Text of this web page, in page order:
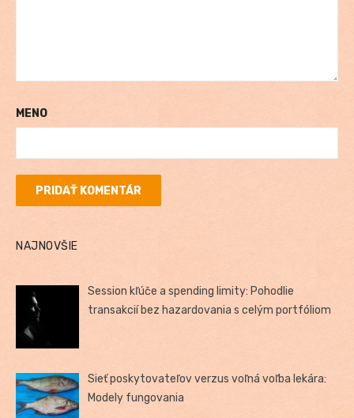
MENO
NAJNOVŠIE
Session kľúče a spending limity: Pohodlie
transakcií bez hazardovania s celým portfóliom
Sieť poskytovateľov verzus voľná voľba lekára:
Modely fungovania